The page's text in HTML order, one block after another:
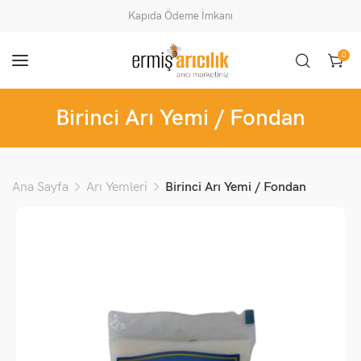
Kapıda Ödeme İmkanı
0
Birinci Arı Yemi / Fondan
Ana Sayfa Arı Yemleri Birinci Arı Yemi / Fondan